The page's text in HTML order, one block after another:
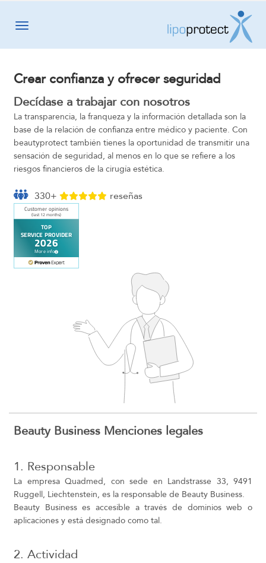
Toggle navigation
Crear confianza y ofrecer seguridad
Decídase a trabajar con nosotros
La transparencia, la franqueza y la información detallada son la
base de la relación de confianza entre médico y paciente. Con
beautyprotect también tienes la oportunidad de transmitir una
sensación de seguridad, al menos en lo que se refiere a los
riesgos financieros de la cirugía estética.
330+ reseñas
Beauty Business Menciones legales
1. Responsable
La empresa Quadmed, con sede en Landstrasse 33, 9491
Ruggell, Liechtenstein, es la responsable de Beauty Business.
Beauty Business es accesible a través de dominios web o
aplicaciones y está designado como tal.
2. Actividad